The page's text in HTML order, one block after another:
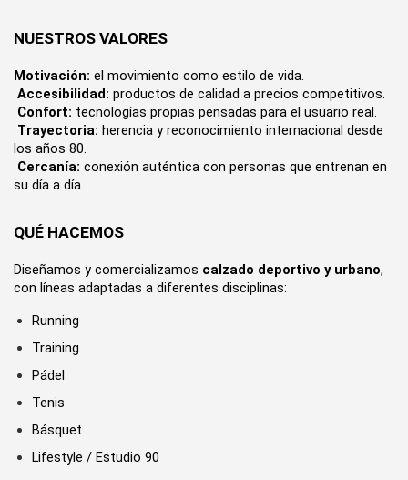
NUESTROS VALORES
Motivación: el movimiento como estilo de vida.
Accesibilidad: productos de calidad a precios competitivos.
Confort: tecnologías propias pensadas para el usuario real.
Trayectoria: herencia y reconocimiento internacional desde
los años 80.
Cercanía: conexión auténtica con personas que entrenan en
su día a día.
QUÉ HACEMOS
Diseñamos y comercializamos calzado deportivo y urbano,
con líneas adaptadas a diferentes disciplinas:
Running
Training
Pádel
Tenis
Básquet
Lifestyle / Estudio 90